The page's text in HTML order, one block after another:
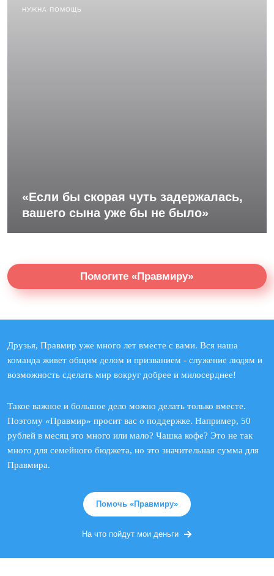
НУЖНА ПОМОЩЬ
«Если бы скорая чуть задержалась,
вашего сына уже бы не было»
Помогите «Правмиру»
Друзья, Правмир уже много лет вместе с вами. Вся наша
команда живет общим делом и призванием - служение людям и
возможность сделать мир вокруг добрее и милосерднее!
Такое важное и большое дело можно делать только вместе.
Поэтому «Правмир» просит вас о поддержке. Например, 50
рублей в месяц это много или мало? Чашка кофе? Это не так
много для семейного бюджета, но это значительная сумма для
Правмира.
Помочь «Правмиру»
На что пойдут мои деньги